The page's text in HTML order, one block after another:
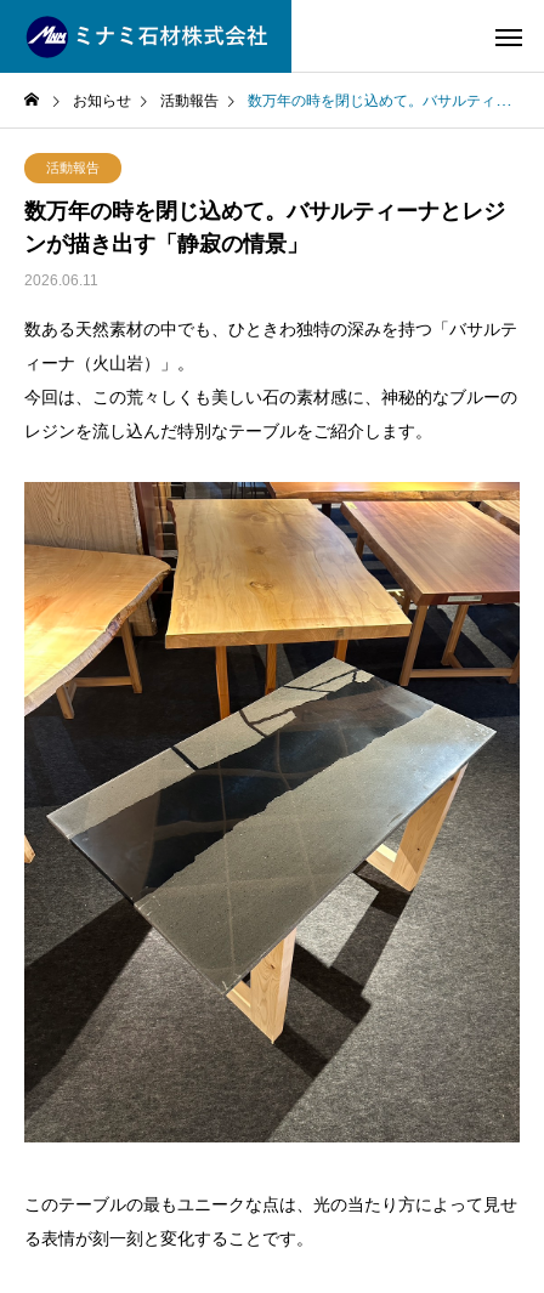
お知らせ 活動報告 数万年の時を閉じ込めて。バサルティーナとレジンが描き出す「静寂の情景」
活動報告
数万年の時を閉じ込めて。バサルティーナとレジ
ンが描き出す「静寂の情景」
2026.06.11
数ある天然素材の中でも、ひときわ独特の深みを持つ「バサルテ
ィーナ（火山岩）」。
今回は、この荒々しくも美しい石の素材感に、神秘的なブルーの
レジンを流し込んだ特別なテーブルをご紹介します。
このテーブルの最もユニークな点は、光の当たり方によって見せ
る表情が刻一刻と変化することです。